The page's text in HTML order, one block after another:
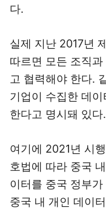
다.
실제 지난 2017년
따르면 모든 조직
고 협력해야 한다.
기업이 수집한 데
한다고 명시돼 있다.
여기에 2021년 시
호법에 따라 중국
이터를 중국 정부
중국 내 개인 데이